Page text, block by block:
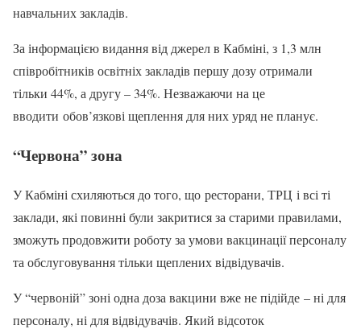
навчальних закладів.
За інформацією видання від джерел в Кабміні, з 1,3 млн
співробітників освітніх закладів першу дозу отримали
тільки 44%, а другу – 34%. Незважаючи на це
вводити обов’язкові щеплення для них уряд не планує.
“Червона” зона
У Кабміні схиляються до того, що ресторани, ТРЦ і всі ті
заклади, які повинні були закритися за старими правилами,
зможуть продовжити роботу за умови вакцинації персоналу
та обслуговування тільки щеплених відвідувачів.
У “червоній” зоні одна доза вакцини вже не підійде – ні для
персоналу, ні для відвідувачів. Який відсоток